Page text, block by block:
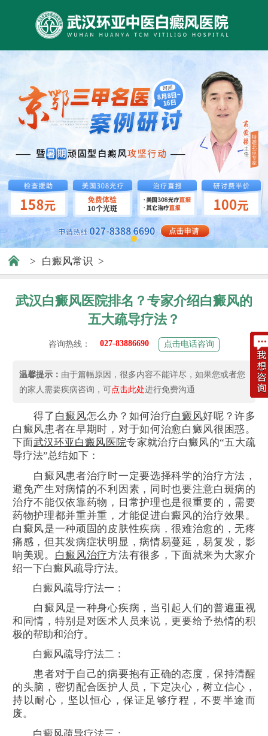
> 白癜风常识 >
武汉白癜风医院排名？专家介绍白癜风的
五大疏导疗法？
咨询热线： 027-83886690 点击电话咨询
温馨提示： 由于篇幅原因，很多内容不能详尽，如果您或者您
的家人需要疾病咨询，可点击此处进行免费沟通
得了 白癜风怎么办？如何治疗白癜风好呢？许多
白癜风患者在早期时，对于如何治愈白癜风很困惑。
下面武汉环亚白癜风医院专家就治疗白癜风的“五大疏
导疗法”总结如下：
白癜风患者治疗时一定要选择科学的治疗方法，
避免产生对病情的不利因素，同时也要注意白斑病的
治疗不能仅依靠药物，日常护理也是很重要的，需要
药物护理都并重并重，才能促进白癜风的治疗效果。
白癜风是一种顽固的皮肤性疾病，很难治愈的，无疼
痛感，但其发病症状明显，病情易蔓延，易复发，影
响美观。 白癜风治疗方法有很多，下面就来为大家介
绍一下白癜风疏导疗法。
白癜风疏导疗法一：
白癜风是一种身心疾病，当引起人们的普遍重视
和同情，特别是对医术人员来说，更要给予热情的积
极的帮助和治疗。
白癜风疏导疗法二：
患者对于自己的病要抱有正确的态度，保持清醒
的头脑，密切配合医护人员，下定决心，树立信心，
持以耐心，坚以恒心，保证足够疗程，不要半途而
废。
白癜风疏导疗法三：